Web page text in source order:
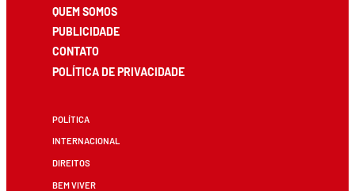
QUEM SOMOS
PUBLICIDADE
CONTATO
POLÍTICA DE PRIVACIDADE
POLÍTICA
INTERNACIONAL
DIREITOS
BEM VIVER